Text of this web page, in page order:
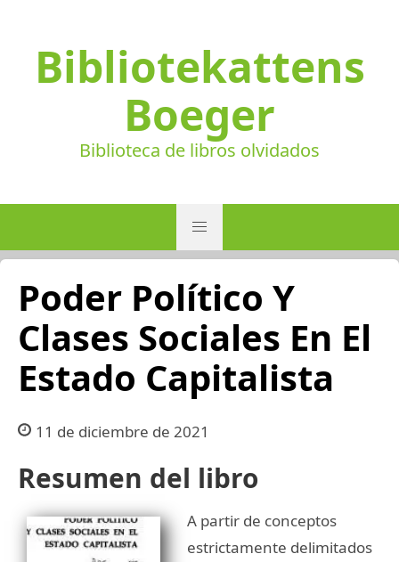
Bibliotekattens
Boeger
Biblioteca de libros olvidados
Poder Político Y
Clases Sociales En El
Estado Capitalista
11 de diciembre de 2021
Resumen del libro
A partir de conceptos
estrictamente delimitados